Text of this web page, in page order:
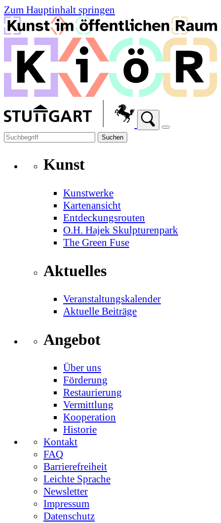
Zum Hauptinhalt springen
Suchen
Kunst
Kunstwerke
Kartenansicht
Entdeckungsrouten
O.H. Hajek Skulpturenpark
The Green Fuse
Aktuelles
Veranstaltungskalender
Aktuelle Beiträge
Angebot
Über uns
Förderung
Restaurierung
Vermittlung
Kooperation
Historie
Kontakt
FAQ
Barrierefreiheit
Leichte Sprache
Newsletter
Impressum
Datenschutz